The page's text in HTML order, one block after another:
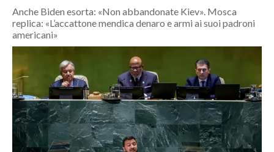
CRONACA
ITALIA
POLITICA
ECONOMIA
SERVIZI ALLE IMPRESE
Anche Biden esorta: «Non abbandonate Kiev». Mosca
replica: «L’accattone mendica denaro e armi ai suoi padroni
americani»